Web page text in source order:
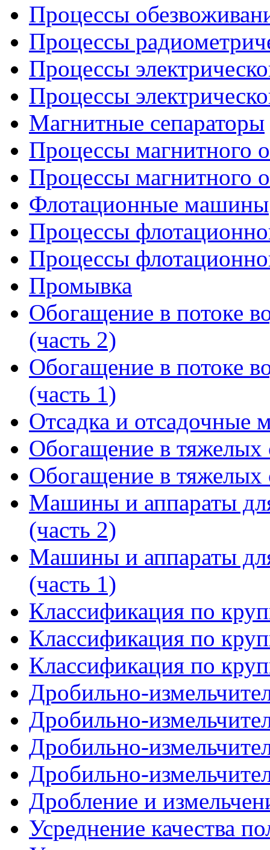
Процессы
Процессы
Процессы
Процессы
Магнитные сепараторы
Процессы магнитного
Процессы магнитного
Флотационные машины
Процессы
Процессы
Промывка
Обогащение в потоке
(часть 2)
Обогащение в потоке
(часть 1)
Отсадка и отсадочные
Обогащение в тяжелых
Обогащение в тяжелых
Машины и аппараты
(часть 2)
Машины и аппараты
(часть 1)
Классификация по
Классификация по
Классификация по
Дробильно-
Дробильно-
Дробильно-
Дробильно-
Дробление и
Усреднение качества